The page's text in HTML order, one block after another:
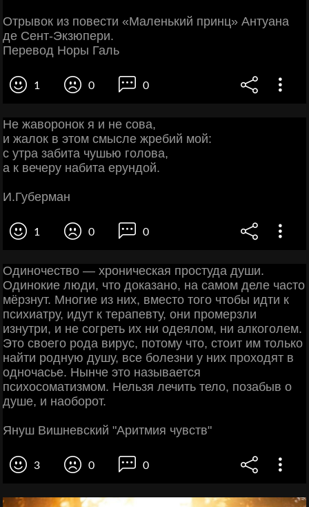
Отрывок из повести «Маленький принц» Антуана
де Сент-Экзюпери.
Перевод Норы Галь
1 0 0
Не жаворонок я и не сова,
и жалок в этом смысле жребий мой:
с утра забита чушью голова,
а к вечеру набита ерундой.
И.Губерман
1 0 0
Одиночество — хроническая простуда души.
Одинокие люди, что доказано, на самом деле часто
мёрзнут. Многие из них, вместо того чтобы идти к
психиатру, идут к терапевту, они промерзли
изнутри, и не согреть их ни одеялом, ни алкоголем.
Это своего рода вирус, потому что, стоит им только
найти родную душу, все болезни у них проходят в
одночасье. Нынче это называется
психосоматизмом. Нельзя лечить тело, позабыв о
душе, и наоборот.
Януш Вишневский "Аритмия чувств"
3 0 0